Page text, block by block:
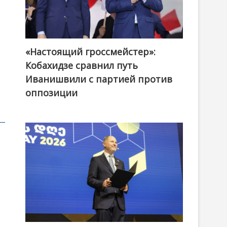
@ქართული ოცნება / Georgian Dream
«Настоящий гроссмейстер»:
Кобахидзе сравнил путь
Иванишвили с партией против
оппозиции